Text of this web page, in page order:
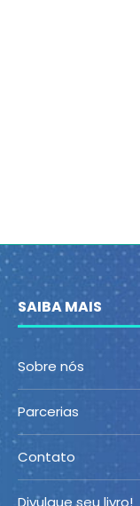
SAIBA MAIS
Sobre nós
Parcerias
Contato
Divulgue seu livro!